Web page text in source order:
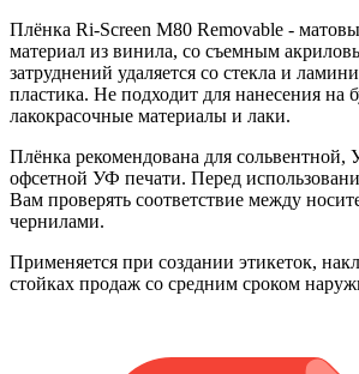
Плёнка Ri-Screen M80 Removable -
материал из винила, со съемным
затруднений удаляется со стекла и
пластика. Не подходит для нанесения на
лакокрасочные материалы и лаки.
Плёнка рекомендована для сольвентной,
офсетной УФ печати. Перед
Вам проверять соответствие между
чернилами.
Применяется при создании этикеток,
стойках продаж со средним сроком